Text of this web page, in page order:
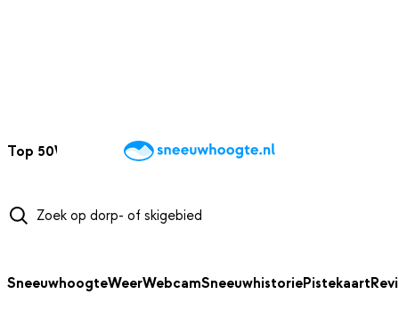
Top 50Webcams WintersportweerKaarten
SneeuwhoogteWeerWebcamSneeuwhistoriePistekaart